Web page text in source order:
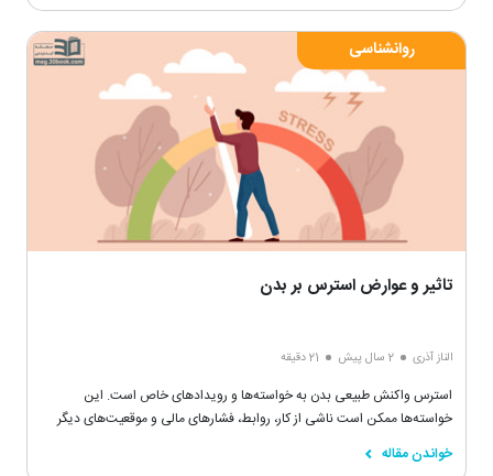
روانشناسی
تاثیر و عوارض استرس بر بدن
الناز آذری 2 سال پیش 21 دقیقه
استرس واکنش طبیعی بدن به خواسته‌ها و رویدادهای خاص است. این
خواسته‌ها ممکن است ناشی از کار، روابط، فشارهای مالی و موقعیت‌های دیگر
باشد اما هر چیزی که یک چالش یا تهدید واقعی برای رفاه افراد به حساب بیاید
می‌تواند باعث استرس شود.
خواندن مقاله